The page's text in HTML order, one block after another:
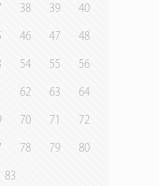
38 39 40
46 47 48
54 55 56
62 63 64
70 71 72
78 79 80
83